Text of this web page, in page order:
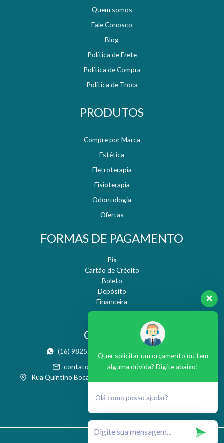
Quem somos
Fale Conosco
Blog
Política de Frete
Política de Compra
Política de Troca
PRODUTOS
Compre por Marca
Estética
Eletroterapia
Fisioterapia
Odontologia
Ofertas
FORMAS DE PAGAMENTO
Pix
Cartão de Crédito
Boleto
Depósito
Financeira
CONTATO
(16) 98252-9955
contato@nresteticaesaude.com.br
Rua Quintino Bocaiúva, 986 - Boa Vista - São Carlos / SP
Quer solicitar um orçamento ou tem
alguma dúvida? Digite abaixo!
Olá como posso ajudar?